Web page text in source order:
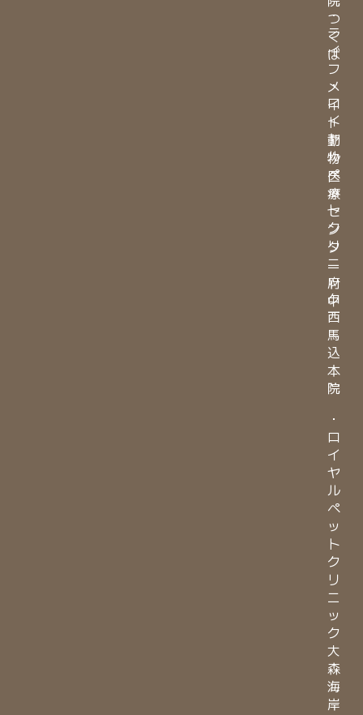
つ
く
ば
・
ロ
イ
ヤ
ル
ペ
ッ
ト
ク
リ
ニ
ッ
ク
西
馬
込
本
院
・
ロ
イ
ヤ
ル
ペ
ッ
ト
ク
リ
ニ
ッ
ク
大
森
海
岸
・
ラ
イ
フ
メ
イ
ト
動
物
医
療
セ
ン
タ
ー
府
中